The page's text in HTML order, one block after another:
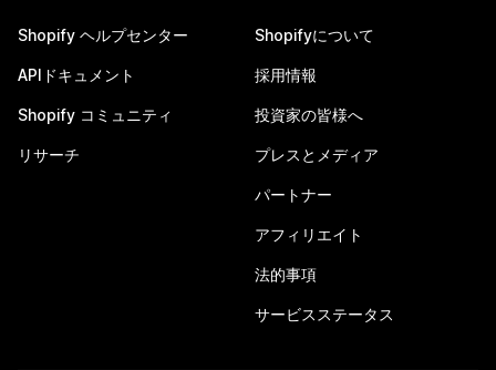
Shopify ヘルプセンター
APIドキュメント
Shopify コミュニティ
リサーチ
Shopifyについて
採用情報
投資家の皆様へ
プレスとメディア
パートナー
アフィリエイト
法的事項
サービスステータス